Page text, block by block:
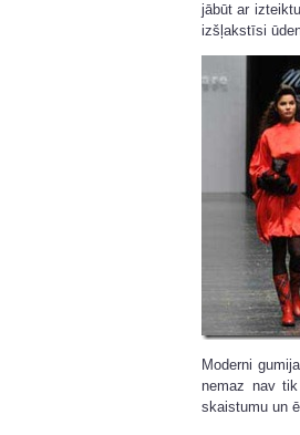
jābūt ar
izšļakstīsi
Moderni
nemaz nav
skaistumu un